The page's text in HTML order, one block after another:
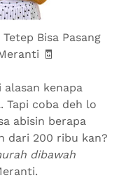
Bisa Pasang
🧾
kenapa
Tapi coba deh lo
abisin berapa
dari 200 ribu kan?
dibawah